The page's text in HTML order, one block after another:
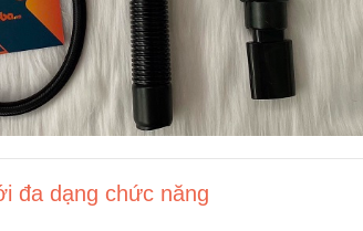
đa dạng chức năng